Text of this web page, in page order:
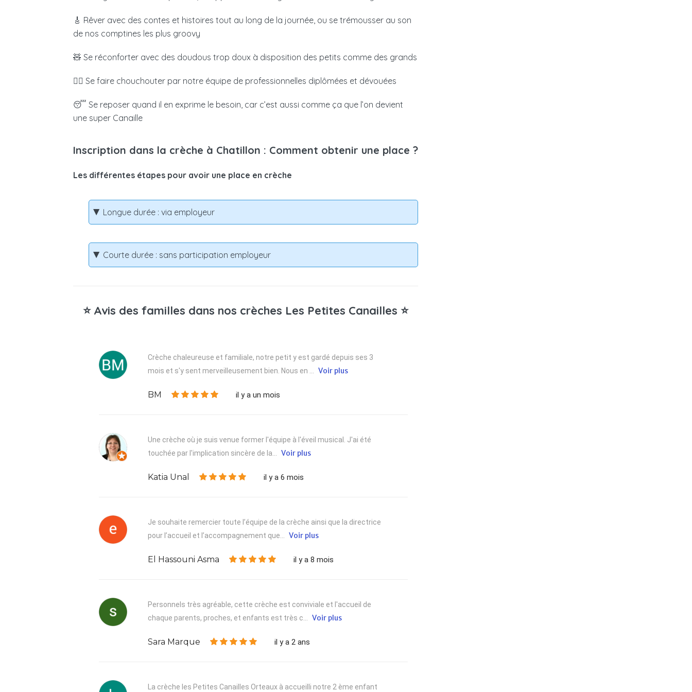
🎸 Rêver avec des contes et histoires tout au long de la journée, ou se trémousser au son
de nos comptines les plus groovy
🧸 Se réconforter avec des doudous trop doux à disposition des petits comme des grands
🧖‍♀️ Se faire chouchouter par notre équipe de professionnelles diplômées et dévouées
😴 Se reposer quand il en exprime le besoin, car c’est aussi comme ça que l’on devient
une super Canaille
Inscription dans la crèche à Chatillon : Comment obtenir une place ?
Les différentes étapes pour avoir une place en crèche
Longue durée : via employeur
Courte durée : sans participation employeur
⭐ Avis des familles dans nos crèches Les Petites Canailles ⭐
Crèche chaleureuse et familiale, notre petit y est gardé depuis ses 3
mois et s'y sent merveilleusement bien. Nous en ... Voir plus
BM il y a un mois
Une crèche où je suis venue former l'équipe à l'éveil musical. J'ai été
touchée par l'implication sincère de la... Voir plus
Katia Unal il y a 6 mois
Je souhaite remercier toute l’équipe de la crèche ainsi que la directrice
pour l’accueil et l’accompagnement que... Voir plus
El Hassouni Asma il y a 8 mois
Personnels très agréable, cette crèche est conviviale et l'accueil de
chaque parents, proches, et enfants est très c... Voir plus
Sara Marque il y a 2 ans
La crèche les Petites Canailles Orteaux à accueilli notre 2 ème enfant